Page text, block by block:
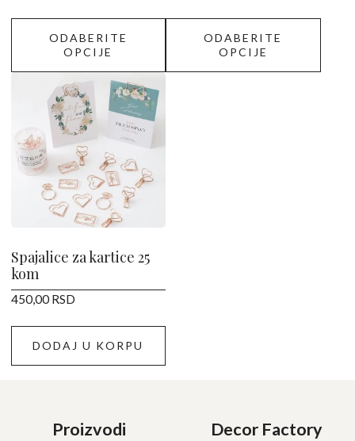
ODABERITE
OPCIJE
ODABERITE
OPCIJE
Spajalice za kartice 25
kom
450,00 RSD
DODAJ U KORPU
Proizvodi Decor Factory